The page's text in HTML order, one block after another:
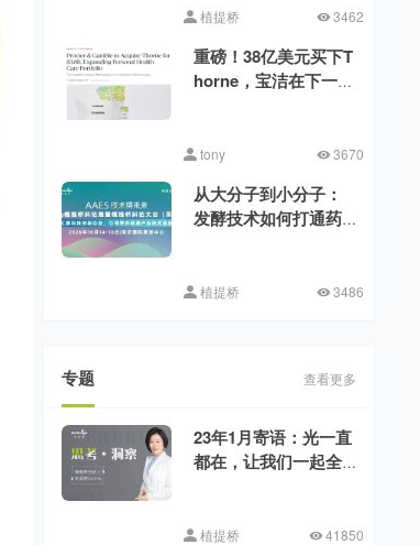
植提桥 3462
重磅！38亿美元买下T
horne，宝洁在下一盘
tony 3670
从大分子到小分子：
发酵技术如何打通药
植提桥 3486
专题 查看更多
23年1月寄语：光一直
都在，让我们一起全
植提桥 41850